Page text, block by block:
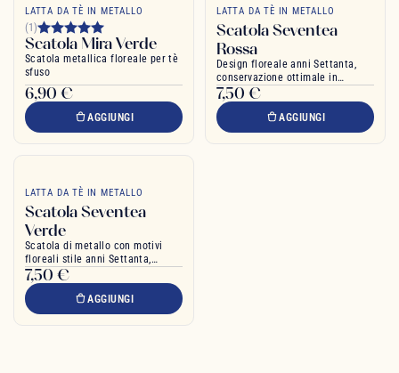
LATTA DA TÈ IN METALLO
(1)
Scatola Mira Verde
Scatola metallica floreale per tè
sfuso
6,90 €
AGGIUNGI
LATTA DA TÈ IN METALLO
Scatola Seventea
Rossa
Design floreale anni Settanta,
conservazione ottimale in
metallo
7,50 €
AGGIUNGI
LATTA DA TÈ IN METALLO
Scatola Seventea
Verde
Scatola di metallo con motivi
floreali stile anni Settanta,
ideale per conservare il tè
7,50 €
AGGIUNGI